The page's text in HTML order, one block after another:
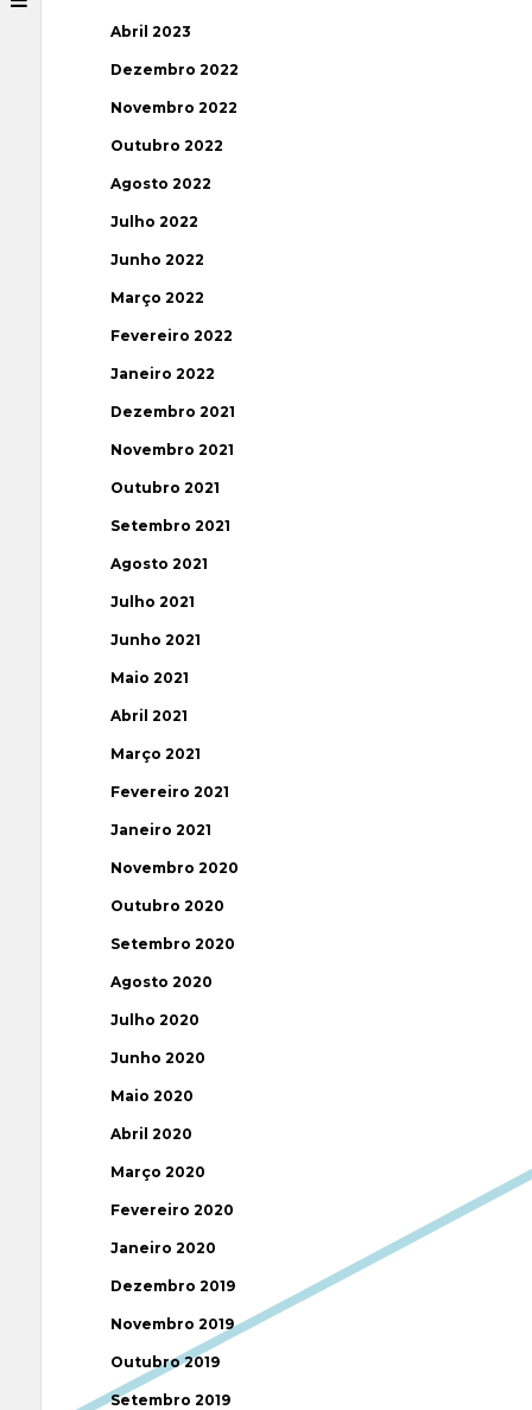
Abril 2023
Dezembro 2022
Novembro 2022
Outubro 2022
Agosto 2022
Julho 2022
Junho 2022
Março 2022
Fevereiro 2022
Janeiro 2022
Dezembro 2021
Novembro 2021
Outubro 2021
Setembro 2021
Agosto 2021
Julho 2021
Junho 2021
Maio 2021
Abril 2021
Março 2021
Fevereiro 2021
Janeiro 2021
Novembro 2020
Outubro 2020
Setembro 2020
Agosto 2020
Julho 2020
Junho 2020
Maio 2020
Abril 2020
Março 2020
Fevereiro 2020
Janeiro 2020
Dezembro 2019
Novembro 2019
Outubro 2019
Setembro 2019